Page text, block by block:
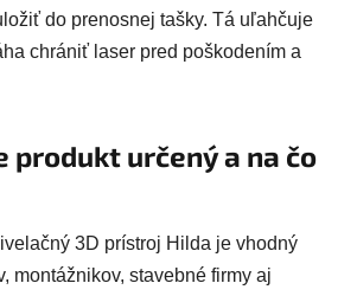
do prenosnej tašky. Tá uľahčuje
chrániť laser pred poškodením a
produkt určený a na čo
3D prístroj Hilda je vhodný
montážnikov, stavebné firmy aj